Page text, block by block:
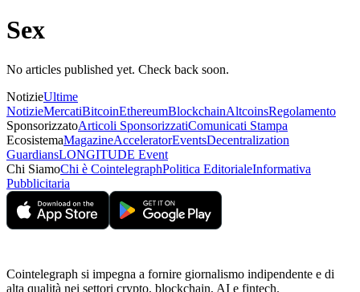
Sex
No articles published yet. Check back soon.
NotizieUltime
NotizieMercatiBitcoinEthereumBlockchainAltcoinsRegolamento
SponsorizzatoArticoli SponsorizzatiComunicati Stampa
EcosistemaMagazineAcceleratorEventsDecentralization
GuardiansLONGITUDE Event
Chi SiamoChi è CointelegraphPolitica EditorialeInformativa
Pubblicitaria
Cointelegraph si impegna a fornire giornalismo indipendente e di
alta qualità nei settori crypto, blockchain, AI e fintech.